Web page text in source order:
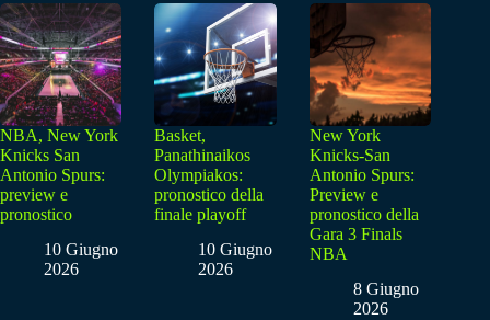
NBA, New York
Knicks San
Antonio Spurs:
preview e
pronostico
10 Giugno
2026
Basket,
Panathinaikos
Olympiakos:
pronostico della
finale playoff
10 Giugno
2026
New York
Knicks-San
Antonio Spurs:
Preview e
pronostico della
Gara 3 Finals
NBA
8 Giugno
2026